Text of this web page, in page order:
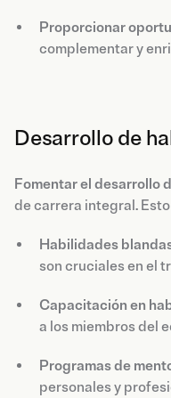
Proporcionar
complementar y
Desarrollo de
Fomentar el desarrollo
de carrera integral.
Habilidades
son cruciales en el
Capacitación en
a los miembros del
Programas de
personales y